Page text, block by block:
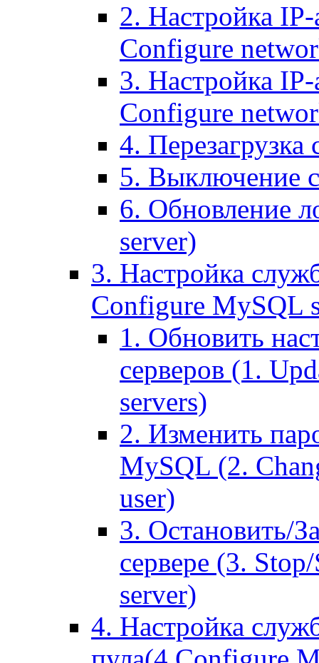
2. Настройка IP-
Configure
3. Настройка
Configure
4. Перезагрузка
5. Выключение
6. Обновление
server)
3. Настройка
Configure MySQL
1. Обновить
серверов (1.
servers)
2. Изменить
MySQL (2.
user)
3. Остановить/
сервере (3.
server)
4. Настройка